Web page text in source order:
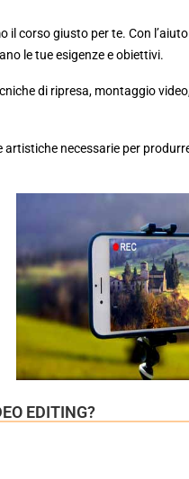
corso giusto per te. Con
le tue esigenze e obiettivi.
di ripresa, montaggio
necessarie per
EDITING?